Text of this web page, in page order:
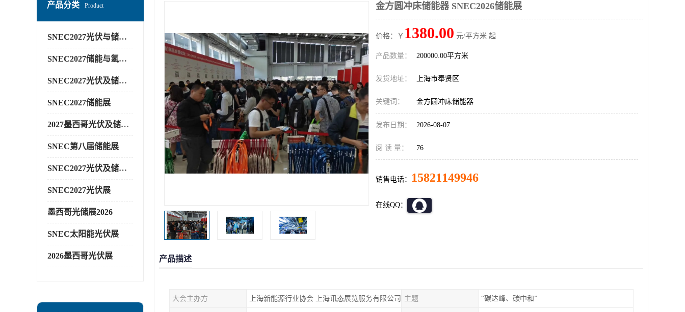
产品分类 Product
SNEC2027光伏与储能展
SNEC2027储能与氢能展
SNEC2027光伏及储能展
SNEC2027储能展
2027墨西哥光伏及储能展
SNEC第八届储能展
SNEC2027光伏及储能展
SNEC2027光伏展
墨西哥光储展2026
SNEC太阳能光伏展
2026墨西哥光伏展
金方圆冲床储能器 SNEC2026储能展
价格：￥ 1380.00 元/平方米 起
产品数量： 200000.00平方米
发货地址： 上海市奉贤区
关键词： 金方圆冲床储能器
发布日期： 2026-08-07
阅 读 量： 76
销售电话： 15821149946
在线QQ：
产品描述
大会主办方 上海新能源行业协会 上海讯态展览服务有限公司 主题 “碳达峰、碳中和”